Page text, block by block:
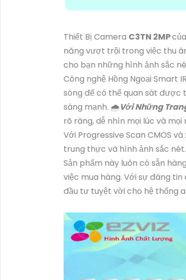
Thiết Bị Camera C3TN 2MP
năng vượt trội trong việc thu
cho bạn những hình ảnh sắc
Công nghệ Hồng Ngoại Smart
sóng để có thể quan sát được
sáng mạnh. 🌧️Với Những
rõ ràng, dễ nhìn mọi lúc và mọi
Với Progressive Scan CMOS
trung thực và hình ảnh sắc
Sản phẩm này luôn có sẵn
việc mua hàng. Với sự đáng
đầu tư tuyệt vời cho hệ thống